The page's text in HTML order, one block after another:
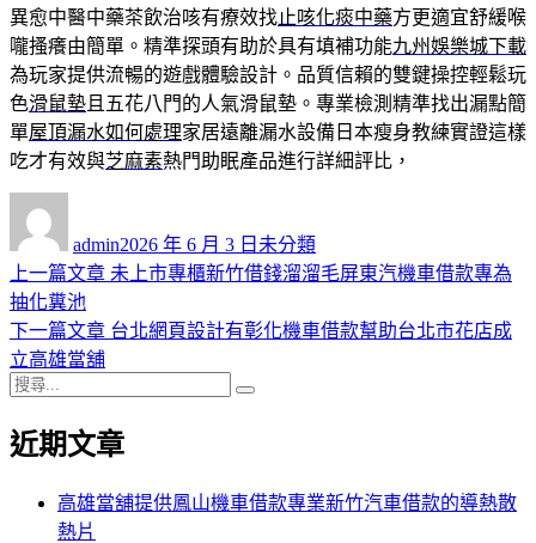
異愈中醫中藥茶飲治咳有療效找止咳化痰中藥方更適宜舒緩喉
嚨搔癢由簡單。精準探頭有助於具有填補功能九州娛樂城下載
為玩家提供流暢的遊戲體驗設計。品質信賴的雙鍵操控輕鬆玩
色滑鼠墊 且五花八門的人氣滑鼠墊。專業檢測精準找出漏點簡
單屋頂漏水如何處理家居遠離漏水設備日本瘦身教練實證這樣
吃才有效與芝麻素熱門助眠產品進行詳細評比，
admin佈
日
2026 年 6 月 3 日 類
未分類
文
章
導
覽
上一篇文章 上
篇
未上市專櫃新竹借錢溜溜毛屏東汽機車借款專為
抽化糞池
下一篇文章 下
章:
台北網頁設計有彰化機車借款幫助台北市花店成
立高雄當舖
搜
關
近期文章
高雄當舖提供鳳山機車借款專業新竹汽車借款的導熱散
熱片